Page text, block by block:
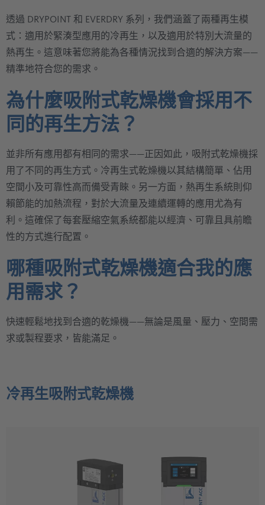
透過 DRYPOINT 和 EVERDRY 系列，我們涵蓋了兩種再生模
式：適用於緊湊型應用的冷再生，以及適用於特別大流量的
熱再生。這意味著您將能為各種情況找到合適的解決方案——
精準地符合您的需求。
為什麼吸附式乾燥機會採用不
同的再生方法？
並非所有應用都有相同的需求——正因如此，吸附式乾燥機採
用了不同的再生方式。冷再生式乾燥機以其結構簡單、佔用
空間小及可靠性高而備受青睞。另一方面，熱再生系統則仰
賴節能的加熱流程，對於大流量及連續運轉的應用尤為有
利。這確保了每套壓縮空氣系統都能以經濟、可靠且具前瞻
性的方式進行配置。
哪種吸附式乾燥機適合我的應
用需求？
快速輕鬆地找到合適的乾燥機——無論是風量、壓力、空間需
求或製程要求，皆能滿足。
冷再生吸附式乾燥機